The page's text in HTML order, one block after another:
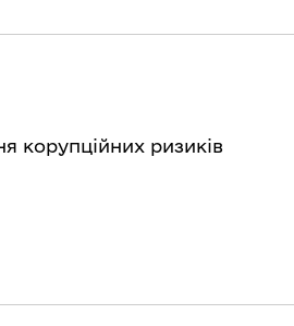
корупційних ризиків